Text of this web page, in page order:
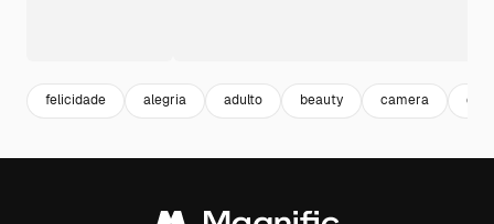
felicidade alegria adulto beauty camera